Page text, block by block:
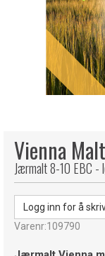
Vienna
Jærmalt 8-10 EBC -
Logg inn for å
Varenr:109790